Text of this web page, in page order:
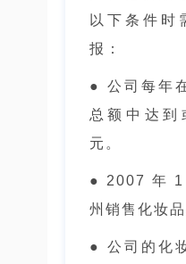
以下条件时
报：
● 公司每年
总额中达
元。
● 2007 年 1
州销售化妆品
● 公司的化